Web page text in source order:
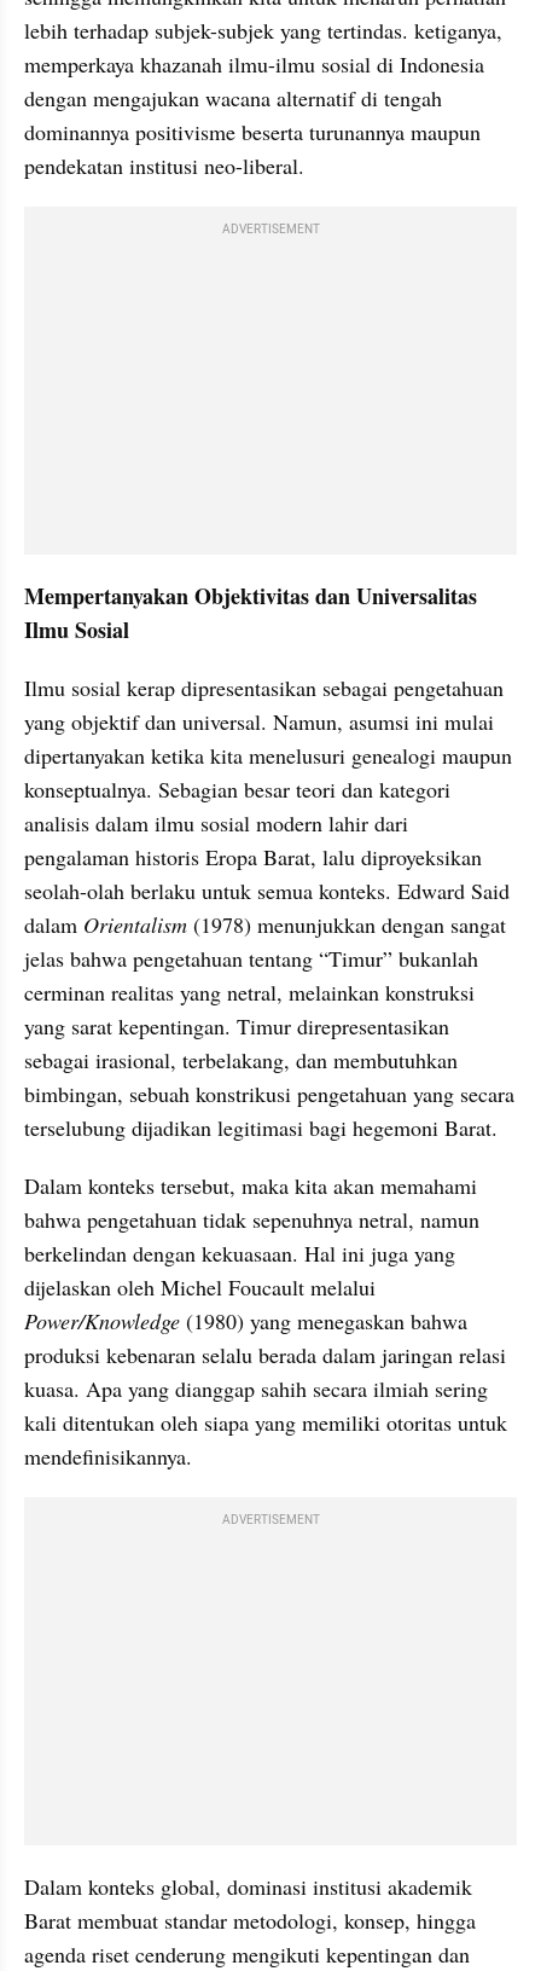
lebih terhadap subjek-subjek yang tertindas. ketiganya,
memperkaya khazanah ilmu-ilmu sosial di Indonesia
dengan mengajukan wacana alternatif di tengah
dominannya positivisme beserta turunannya maupun
pendekatan institusi neo-liberal.
ADVERTISEMENT
Mempertanyakan Objektivitas dan Universalitas
Ilmu Sosial
Ilmu sosial kerap dipresentasikan sebagai pengetahuan
yang objektif dan universal. Namun, asumsi ini mulai
dipertanyakan ketika kita menelusuri genealogi maupun
konseptualnya. Sebagian besar teori dan kategori
analisis dalam ilmu sosial modern lahir dari
pengalaman historis Eropa Barat, lalu diproyeksikan
seolah-olah berlaku untuk semua konteks. Edward Said
dalam Orientalism (1978) menunjukkan dengan sangat
jelas bahwa pengetahuan tentang “Timur” bukanlah
cerminan realitas yang netral, melainkan konstruksi
yang sarat kepentingan. Timur direpresentasikan
sebagai irasional, terbelakang, dan membutuhkan
bimbingan, sebuah konstrikusi pengetahuan yang secara
terselubung dijadikan legitimasi bagi hegemoni Barat.
Dalam konteks tersebut, maka kita akan memahami
bahwa pengetahuan tidak sepenuhnya netral, namun
berkelindan dengan kekuasaan. Hal ini juga yang
Power/Knowledge (1980) yang menegaskan bahwa
produksi kebenaran selalu berada dalam jaringan relasi
kuasa. Apa yang dianggap sahih secara ilmiah sering
kali ditentukan oleh siapa yang memiliki otoritas untuk
mendefinisikannya.
ADVERTISEMENT
Dalam konteks global, dominasi institusi akademik
Barat membuat standar metodologi, konsep, hingga
agenda riset cenderung mengikuti kepentingan dan